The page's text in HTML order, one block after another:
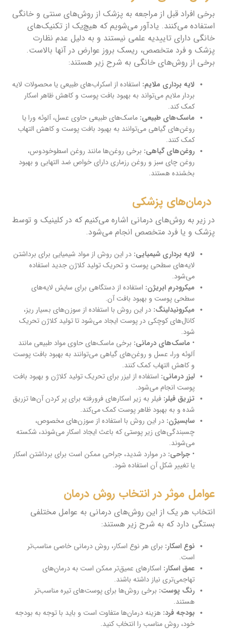
برخی افراد قبل از مراجعه به پزشک از روش‌های سنتی و خانگی
استفاده می‌کنند. یادآور می‌شویم که هیچ‌یک از تکنیک‌های
خانگی دارای تاییدیه علمی نیستند و به دلیل عدم نظارت
پزشک و فرد متخصص، ریسک بروز عوارض در آنها بالاست.
برخی از روش‌های خانگی به شرح زیر هستند:
لایه برداری ملایم: استفاده از اسکراب‌های طبیعی یا محصولات لایه
بردار ملایم می‌تواند به بهبود بافت پوست و کاهش ظاهر اسکار
کمک کند.
ماسک‌های طبیعی: ماسک‌های طبیعی حاوی عسل، آلوئه ورا یا
روغن‌های گیاهی می‌توانند به بهبود بافت پوست و کاهش التهاب
کمک کنند.
روغن‌های گیاهی: برخی روغن‌ها مانند روغن اسطوخودوس،
روغن چای سبز و روغن رزماری دارای خواص ضد التهابی و بهبود
بخشنده هستند.
درمان‌های پزشکی
در زیر به روش‌های درمانی اشاره می‌کنیم که در کلینیک و توسط
پزشک و یا فرد متخصص انجام می‌شود.
لایه برداری شیمیایی: در این روش از مواد شیمیایی برای برداشتن
لایه‌های سطحی پوست و تحریک تولید کلاژن جدید استفاده
می‌شود.
میکرودرم ابریژن: استفاده از دستگاهی برای سایش لایه‌های
سطحی پوست و بهبود بافت آن.
میکرونیدلینگ: در این روش با استفاده از سوزن‌های بسیار ریز،
کانال‌های کوچکی در پوست ایجاد می‌شود تا تولید کلاژن تحریک
شود.
• ماسک‌های درمانی: برخی ماسک‌های حاوی مواد طبیعی مانند
آلوئه ورا، عسل و روغن‌های گیاهی می‌توانند به بهبود بافت پوست
و کاهش التهاب کمک کنند.
لیزر درمانی: استفاده از لیزر برای تحریک تولید کلاژن و بهبود بافت
پوست انجام می‌شود.
تزریق فیلر: فیلر به زیر اسکارهای فرورفته برای پر کردن آن‌ها تزریق
شده و به بهبود ظاهر پوست کمک می‌کند.
سابسیژن: در این روش با استفاده از سوزن‌های مخصوص،
چسبندگی‌های زیر پوستی که باعث ایجاد اسکار می‌شوند، شکسته
می‌شوند.
•جراحی: در موارد شدید، جراحی ممکن است برای برداشتن اسکار
یا تغییر شکل آن استفاده شود.
عوامل موثر در انتخاب روش درمان
انتخاب هر یک از این روش‌های درمانی به عوامل مختلفی
بستگی دارد که به شرح زیر هستند:
نوع اسکار: برای هر نوع اسکار، روش درمانی خاصی مناسب‌تر
است.
عمق اسکار: اسکارهای عمیق‌تر ممکن است به درمان‌های
تهاجمی‌تری نیاز داشته باشند.
رنگ پوست: برخی روش‌ها برای پوست‌های تیره مناسب‌تر
هستند.
بودجه فرد: هزینه درمان‌ها متفاوت است و باید با توجه به بودجه
خود، روش مناسب را انتخاب کنید.